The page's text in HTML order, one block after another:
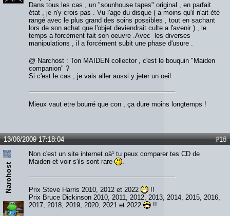
Dans tous les cas , un "sounhouse tapes" original , en parfait
état , je n'y crois pas . Vu l'age du disque ( a moins qu'il n'ait été
rangé avec le plus grand des soins possibles , tout en sachant
lors de son achat que l'objet deviendrait culte a l'avenir ) , le
temps a forcément fait son oeuvre .Avec les diverses
manipulations , il a forcément subit une phase d'usure .
@ Narchost : Ton MAIDEN collector , c'est le bouquin "Maiden
companion" ?
Si c'est le cas , je vais aller aussi y jeter un oeil
Mieux vaut etre bourré que con , ça dure moins longtemps !
#18
13/06/2009 17:18:04
Narchost
Non c'est un site internet oà¹ tu peux comparer tes CD de
Maiden et voir s'ils sont rare
.
Prix Steve Harris 2010, 2012 et 2022
!!
Prix Bruce Dickinson 2010, 2011, 2012, 2013, 2014, 2015, 2016,
2017, 2018, 2019, 2020, 2021 et 2022
!!